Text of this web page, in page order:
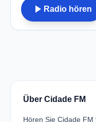
play_arrow Radio hören
Über Cidade FM
Hören Sie Cidade